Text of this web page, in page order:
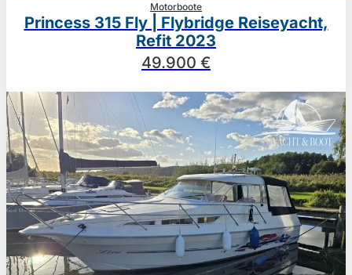
Motorboote
Princess 315 Fly | Flybridge Reiseyacht,
Refit 2023
49.900 €